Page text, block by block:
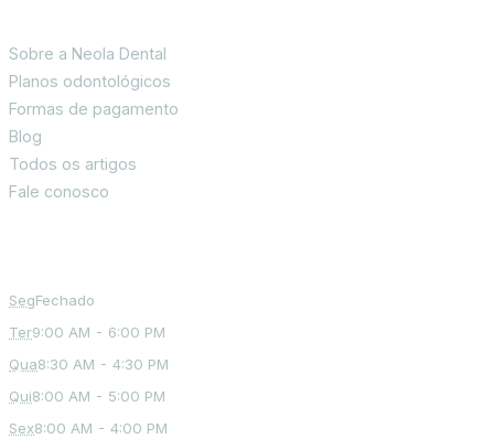
Sobre a Neola Dental
Planos odontológicos
Formas de pagamento
Blog
Todos os artigos
Fale conosco
SegFechado
Ter9:00 AM - 6:00 PM
Qua8:30 AM - 4:30 PM
Qui8:00 AM - 5:00 PM
Sex8:00 AM - 4:00 PM